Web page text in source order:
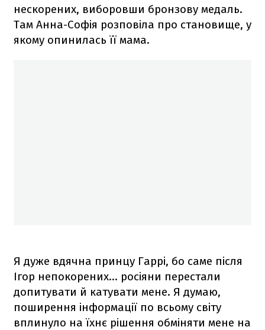
нескорених, виборовши бронзову медаль.
Там Анна-Софія розповіла про становище, у
якому опинилась її мама.
Я дуже вдячна принцу Гаррі, бо саме після
Ігор непокорених... росіяни перестали
допитувати й катувати мене. Я думаю,
поширення інформації по всьому світу
вплинуло на їхнє рішення обміняти мене на